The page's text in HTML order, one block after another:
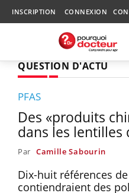
INSCRIPTION CONNEXION
QUESTION D'ACTU
PFAS
Des «produits
dans les lentilles
Par Camille Sabourin
Dix-huit références
contiendraient des